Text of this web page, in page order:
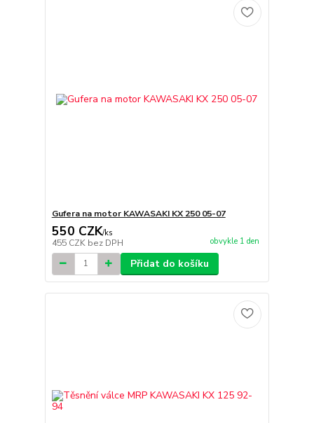
Gufera na motor KAWASAKI KX 250 05-07
550 CZK/ks
455 CZK bez DPH obvykle 1 den
Přidat do košíku